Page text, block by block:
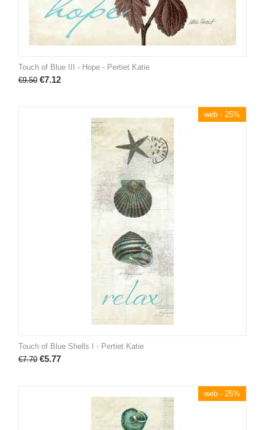
Touch of Blue III - Hope - Pertiet Katie
€9.50 €7.12
web - 25%
Touch of Blue Shells I - Pertiet Katie
€7.70 €5.77
web - 25%